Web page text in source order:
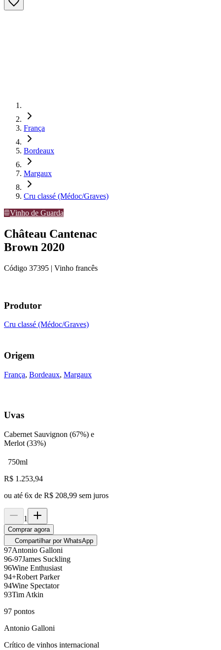
França
Bordeaux
Margaux
Cru classé (Médoc/Graves)
Vinho de Guarda
Château Cantenac
Brown 2020
Código 37395 | Vinho francês
Produtor
Cru classé (Médoc/Graves)
Origem
França, Bordeaux, Margaux
Uvas
Cabernet Sauvignon (67%) e
Merlot (33%)
750ml
R$ 1.253,94
ou até 6x de R$ 208,99 sem juros
1
Comprar agora
Compartilhar por WhatsApp
97Antonio Galloni
96-97James Suckling
96Wine Enthusiast
94+Robert Parker
94Wine Spectator
93Tim Atkin
97 pontos
Antonio Galloni
Crítico de vinhos internacional